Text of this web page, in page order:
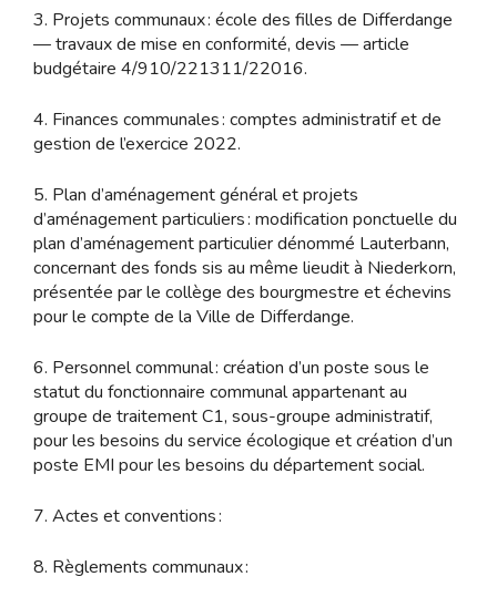
3. Projets communaux : école des filles de Differdange
— travaux de mise en conformité, devis — article
budgétaire 4/910/221311/22016.
4. Finances communales : comptes administratif et de
gestion de l’exercice 2022.
5. Plan d’aménagement général et projets
d’aménagement particuliers : modification ponctuelle du
plan d’aménagement particulier dénommé Lauterbann,
concernant des fonds sis au même lieudit à Niederkorn,
présentée par le collège des bourgmestre et échevins
pour le compte de la Ville de Differdange.
6. Personnel communal : création d’un poste sous le
statut du fonctionnaire communal appartenant au
groupe de traitement C1, sous-groupe administratif,
pour les besoins du service écologique et création d’un
poste EMI pour les besoins du département social.
7. Actes et conventions :
8. Règlements communaux :